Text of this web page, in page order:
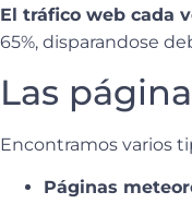
El tráfico web cada
65%, disparandose
Las
Encontramos varios
Páginas